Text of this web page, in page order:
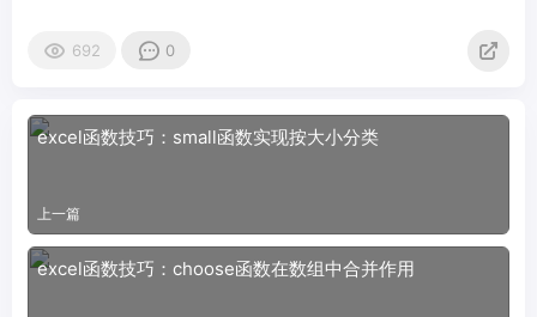
692 0
excel函数技巧：small函数实现按大小分类
上一篇
excel函数技巧：choose函数在数组中合并作用